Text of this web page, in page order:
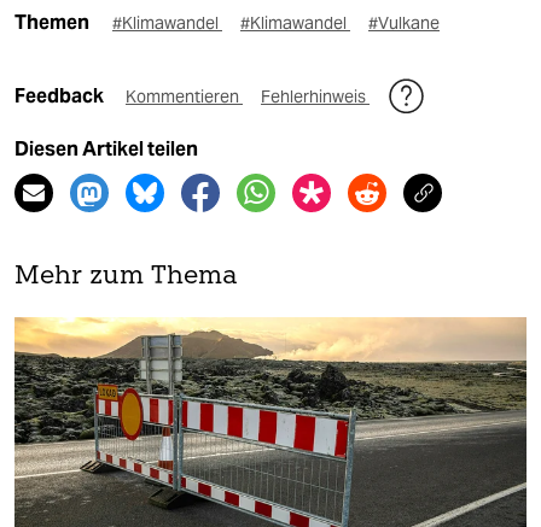
Themen #Klimawandel #Klimawandel #Vulkane
Feedback Kommentieren Fehlerhinweis
Diesen Artikel teilen
Mehr zum Thema